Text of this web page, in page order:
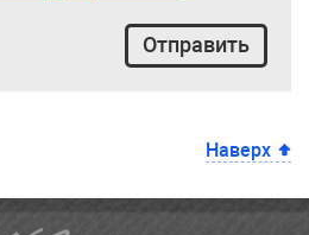
Отправить
Наверх